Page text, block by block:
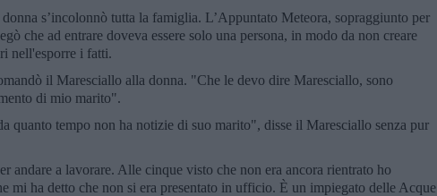
s’incolonnò tutta la famiglia. L’Appuntato Meteora, sopraggiunto per
che ad entrare doveva essere solo una persona, in modo da non creare
nell'esporre i fatti.
il Maresciallo alla donna. "Che le devo dire Maresciallo, sono
di mio marito".
quanto tempo non ha notizie di suo marito", disse il Maresciallo senza pur
andare a lavorare. Alle cinque visto che non era ancora rientrato ho
mi ha detto che non si era presentato in ufficio. È un impiegato delle Acque